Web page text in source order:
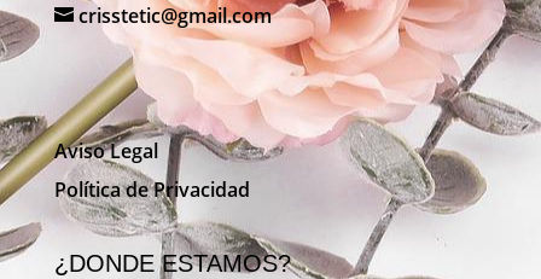
crisstetic@gmail.com
Aviso Legal
Política de Privacidad
¿DONDE ESTAMOS?